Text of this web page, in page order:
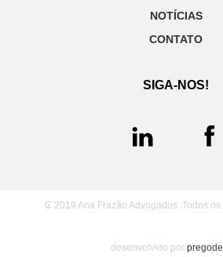
NOTÍCIAS
CONTATO
SIGA-NOS!
₢ 2019 Ana Frazão Advogados. Todos
desenvolvido por